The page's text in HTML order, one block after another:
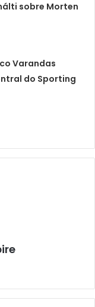
sobre Morten
Varandas
do Sporting